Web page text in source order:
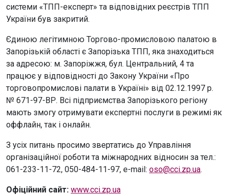
системи «ТПП-експерт» та відповідних реєстрів ТПП
України був закритий.
Єдиною легітимною Торгово-промисловою палатою в
Запорізькій області є Запорізька ТПП, яка знаходиться
за адресою: м. Запоріжжя, бул. Центральний, 4 та
працює у відповідності до Закону України «Про
торговопромислові палати в Україні» від 02.12.1997 р.
№ 671-97-ВР. Всі підприємства Запорізького регіону
мають змогу отримувати експертні послуги в режимі як
оффлайн, так і онлайн.
З усіх питань просимо звертатись до Управління
організаційної роботи та міжнародних відносин за тел.:
061-233-11-72, 050-484-11-97, е-mаіl: oso@ссі.zр.uа.
Офіційний сайт: www.cci.zp.ua